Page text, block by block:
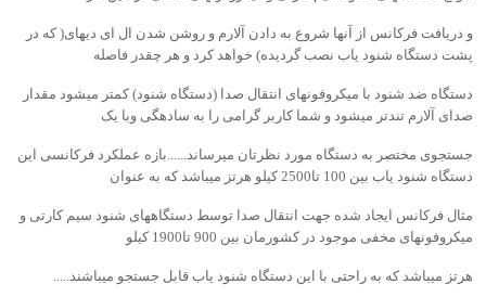
و دریافت فرکانس از آنها شروع به دادن آلارم و روشن شدن ال ای دیهای( که در
پشت دستگاه شنود یاب نصب گردیده) خواهد کرد و هر چقدر فاصله
دستگاه ضد شنود با میکروفونهای انتقال صدا (دستگاه شنود) کمتر میشود مقدار
صدای آلارم تندتر میشود و شما کاربر گرامی را به سادهگی وبا یک
جستجوی مختصر به دستگاه مورد نظرتان میرساند......بازه عملکرد فرکانسی این
دستگاه شنود یاب بین 100 تا2500 کیلو هرتز میباشد که به عنوان
مثال فرکانس ایجاد شده جهت انتقال صدا توسط دستگاههای شنود سیم کارتی و
میکروفونهای مخفی موجود در کشورمان بین 900 تا1900 کیلو
هرتز میباشد که به راحتی با این دستگاه شنود یاب قابل جستجو میباشند.....